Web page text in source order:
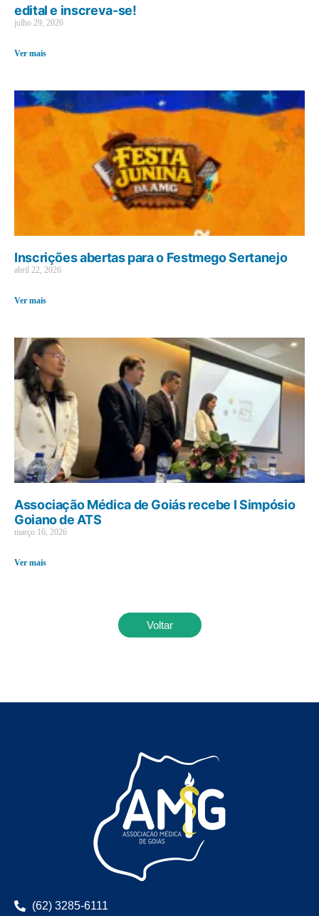
edital e inscreva-se!
julho 29, 2026
Ver mais
Inscrições abertas para o Festmego Sertanejo
abril 22, 2026
Ver mais
Associação Médica de Goiás recebe I Simpósio
Goiano de ATS
março 16, 2026
Ver mais
Voltar
(62) 3285-6111